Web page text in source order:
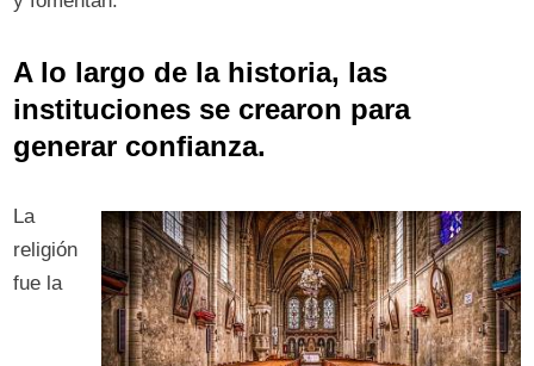
A lo largo de la historia, las
instituciones se crearon para
generar confianza.
La
religión
fue la